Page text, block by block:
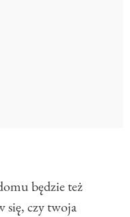
będzie też
się, czy twoja